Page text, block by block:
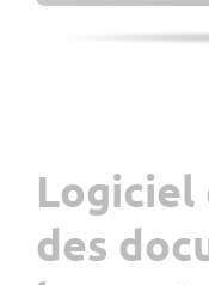
MIS
myQR-Scan
Logiciel
des